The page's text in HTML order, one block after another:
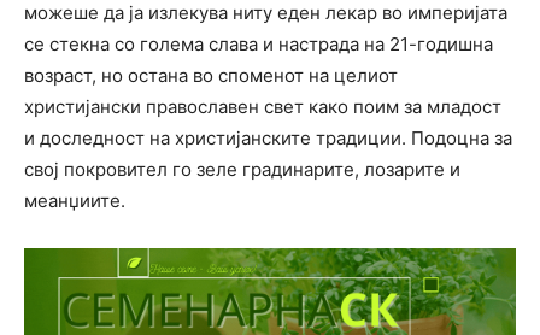
можеше да ја излекува ниту еден лекар во империјата
се стекна со голема слава и настрада на 21-годишна
возраст, но остана во споменот на целиот
христијански православен свет како поим за младост
и доследност на христијанските традиции. Подоцна за
свој покровител го зеле градинарите, лозарите и
меанџиите.